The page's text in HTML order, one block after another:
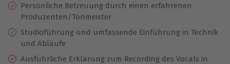
Persönliche Betreuung durch einen erfahrenen
Produzenten/Tonmeister
Studioführung und umfassende Einführung in Technik
und Abläufe
Ausführliche Erklärung zum Recording des Vocals in